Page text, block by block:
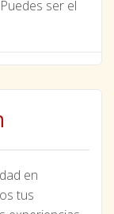
ser el
en
tus